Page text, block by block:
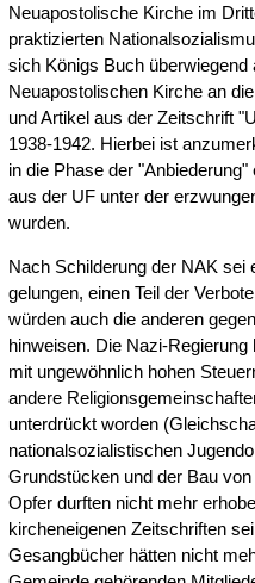
Neuapostolische Kirche im
praktizierten
sich Königs Buch
Neuapostolischen Kirche an
und Artikel aus der Zeitschrift
1938-1942. Hierbei ist
in die Phase der
aus der UF unter der
wurden.
Nach Schilderung der NAK sei
gelungen, einen Teil der
würden auch die anderen
hinweisen. Die Nazi-
mit ungewöhnlich hohen
andere
unterdrückt worden
nationalsozialistischen
Grundstücken und der Bau
Opfer durften nicht mehr
kircheneigenen Zeitschriften
Gesangbücher hätten nicht